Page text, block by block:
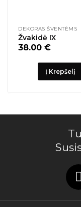
DEKORAS ŠVENTĖMS
Žvakidė IX
38.00 €
Į Krepšelį